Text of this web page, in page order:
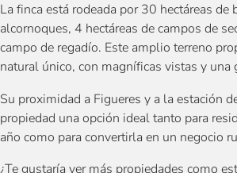
La finca está rodeada por 30 hectáreas de
alcornoques, 4 hectáreas de campos de
campo de regadío. Este amplio terreno
natural único, con magníficas vistas y una
Su proximidad a Figueres y a la estación
propiedad una opción ideal tanto para
año como para convertirla en un negocio
¿Te gustaría ver más propiedades como